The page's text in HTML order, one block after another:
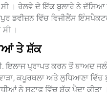
ਸੀ । ਰੇਲਵੇ ਦੇ ਇੱਕ ਬੁਲਾਰੇ ਨੇ
ਡਵੀਜ਼ਨ ਵਿੱਚ ਵਿਜੀਲੈਂਸ
।
ਤੇ ਸ਼ੱਕ
ਪ੍ਰਾਪਤ ਕਰਨ ਤੋਂ ਬਾਅਦ
ਕਪੂਰਥਲਾ ਅਤੇ ਲੁਧਿਆਣਾ ਵਿੱਚ
ਨੇ ਸਟਾਫ ਵਿੱਚ ਸ਼ੱਕ ਪੈਦਾ ਕੀਤਾ ।